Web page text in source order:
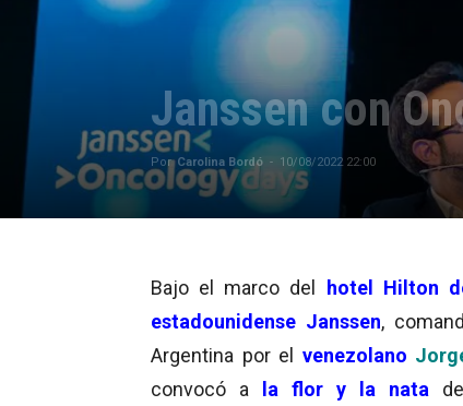
Janssen con
Por Carolina Bordó - 10/08/2022 22:00
Bajo el marco del hotel Hilton
estadounidense Janssen,
Argentina por el venezolano
convocó a la flor y la nata